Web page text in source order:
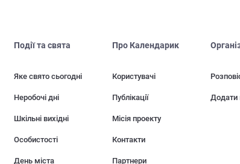
Події та свята
Яке свято сьогодні
Неробочі дні
Шкільні вихідні
Особистості
День міста
Про Календарик
Користувачі
Публікації
Місія проекту
Контакти
Партнери
Додати